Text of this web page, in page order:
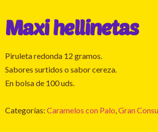
Maxi hellinetas
Piruleta redonda 12 gramos.
Sabores surtidos o sabor cereza.
En bolsa de 100 uds.
Categorías: Caramelos con Palo,Gran